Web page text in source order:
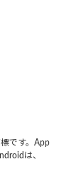
です。App
は、